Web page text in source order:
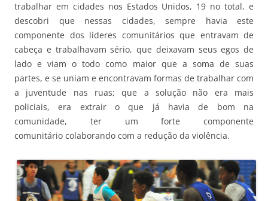
trabalhar em cidades nos Estados Unidos, 19 no total, e
descobri que nessas cidades, sempre havia este
componente dos líderes comunitários que entravam de
cabeça e trabalhavam sério, que deixavam seus egos de
lado e viam o todo como maior que a soma de suas
partes, e se uniam e encontravam formas de trabalhar com
a juventude nas ruas; que a solução não era mais
policiais, era extrair o que já havia de bom na
comunidade, ter um forte componente
comunitário colaborando com a redução da violência.